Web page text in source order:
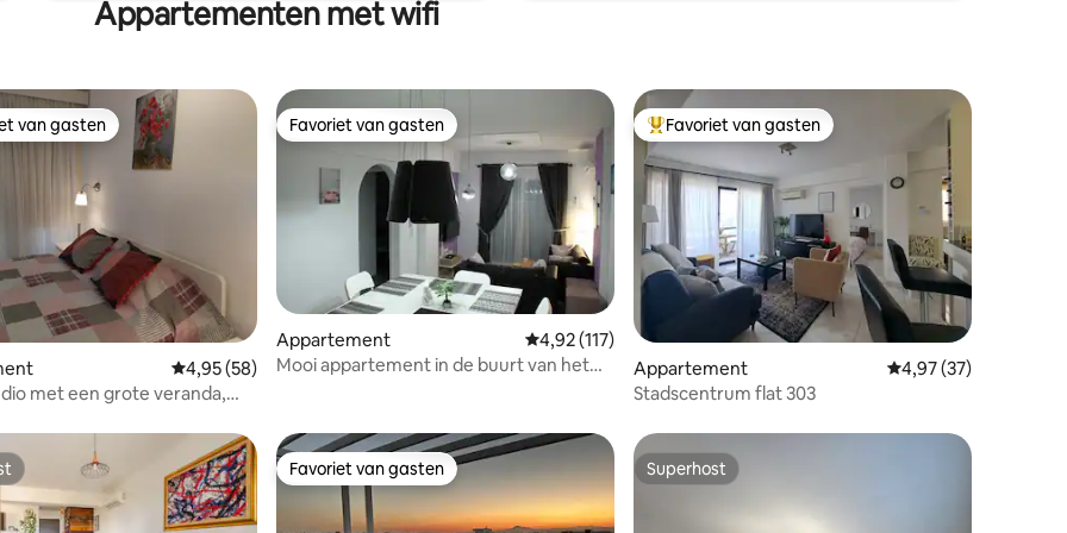
Appartementen met wifi
van 4,97 uit 5, 73 recensies
van gasten
van gasten
Gemiddelde beoordeling van 4,95 uit 5, 58 recensies
4,95 (58)
met een grote veranda,
Favoriet van gasten
Favoriet van gasten
Appartement Gemiddelde beoordeling van 4,92 uit 5, 117 recensies
4,92 (117)
Mooi appartement in de buurt van het
Topfavoriet van gasten
Favoriet van gasten
Appartement Gemiddelde
4,97 (37)
Stadscentrum flat 303
Favoriet van gasten
Favoriet van gasten Superhost
Superhost